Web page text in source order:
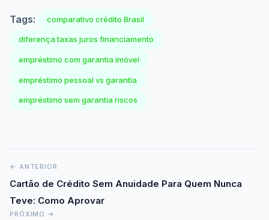
Tags: comparativo crédito Brasil
diferença taxas juros financiamento
empréstimo com garantia imóvel
empréstimo pessoal vs garantia
empréstimo sem garantia riscos
Navegação
de
Post
← ANTERIOR
Cartão de Crédito Sem Anuidade Para Quem Nunca
Teve: Como Aprovar
PRÓXIMO →